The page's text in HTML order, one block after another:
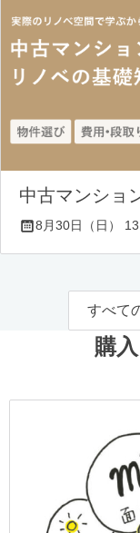
中古マンショ
8月30日（日）
すべて
購